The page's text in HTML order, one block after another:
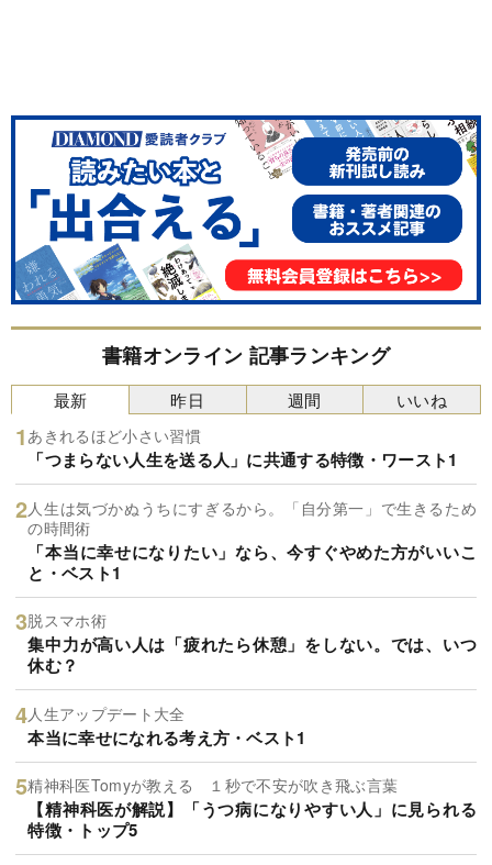
書籍オンライン 記事ランキング
最新
あきれるほど小さい習慣
「つまらない人生を送る人」に共通する特徴・ワースト1
人生は気づかぬうちにすぎるから。「自分第一」で生きるため
の時間術
「本当に幸せになりたい」なら、今すぐやめた方がいいこ
と・ベスト1
脱スマホ術
集中力が高い人は「疲れたら休憩」をしない。では、いつ
休む？
人生アップデート大全
本当に幸せになれる考え方・ベスト1
精神科医Tomyが教える １秒で不安が吹き飛ぶ言葉
【精神科医が解説】「うつ病になりやすい人」に見られる
特徴・トップ5
昨日 週間 いいね